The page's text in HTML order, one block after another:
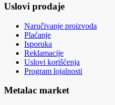
Uslovi prodaje
Naručivanje proizvoda
Plaćanje
Isporuka
Reklamacije
Uslovi korišćenja
Program lojalnosti
Metalac market